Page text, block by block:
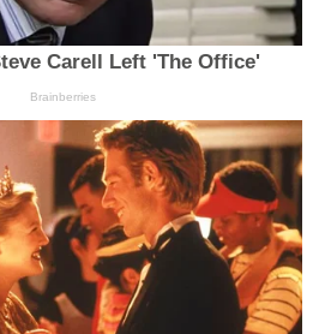
Carell Left 'The Office'
Brainberries